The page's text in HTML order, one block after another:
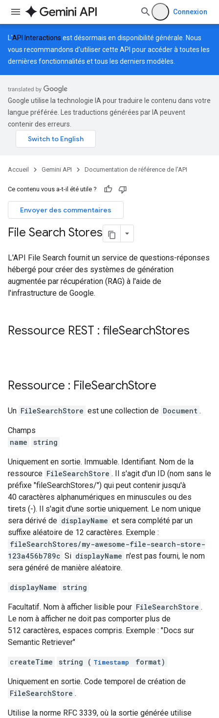
Connexion
L'API Interactions est désormais en disponibilité générale. Nous
vous recommandons d'utiliser cette API pour accéder à toutes les
dernières fonctionnalités et tous les derniers modèles.
Google utilise la technologie IA pour traduire le contenu dans votre
langue préférée. Les traductions générées par IA peuvent
contenir des erreurs.
Accueil Gemini API Documentation de référence de l'API
Ce contenu vous a-t-il été utile ?
Envoyer des commentaires
File Search Stores
L'API File Search fournit un service de questions-réponses
hébergé pour créer des systèmes de génération
augmentée par récupération (RAG) à l'aide de
l'infrastructure de Google.
Ressource REST : fileSearchStores
Ressource : FileSearchStore
Un FileSearchStore est une collection de Document .
Champs
name
string
Uniquement en sortie. Immuable. Identifiant. Nom de la
ressource FileSearchStore . Il s'agit d'un ID (nom sans le
préfixe "fileSearchStores/") qui peut contenir jusqu'à
40 caractères alphanumériques en minuscules ou des
tirets (-). Il s'agit d'une sortie uniquement. Le nom unique
sera dérivé de displayName et sera complété par un
suffixe aléatoire de 12 caractères. Exemple :
fileSearchStores/my-awesome-file-search-store-
123a456b789c Si displayName n'est pas fourni, le nom
sera généré de manière aléatoire.
displayName string
Facultatif. Nom à afficher lisible pour FileSearchStore .
Le nom à afficher ne doit pas comporter plus de
512 caractères, espaces compris. Exemple : "Docs sur
Semantic Retriever"
createTime string ( Timestamp format)
Uniquement en sortie. Code temporel de création de
FileSearchStore .
Utilise la norme RFC 3339, où la sortie générée utilise